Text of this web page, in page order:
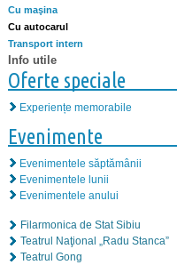
Cu maşina
Cu autocarul
Transport intern
Info utile
Oferte speciale
Experiențe memorabile
Evenimente
Evenimentele săptămânii
Evenimentele lunii
Evenimentele anului
Filarmonica de Stat Sibiu
Teatrul Naţional „Radu Stanca”
Teatrul Gong